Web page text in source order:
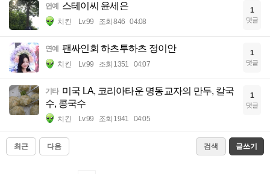
연예 스테이씨 윤세은
치킨 Lv.99 조회 846 04:08
1
댓글
연예 팬싸인회 하츠투하츠 정이안
치킨 Lv.99 조회 1351 04:07
1
댓글
기타 미국 LA, 코리아타운 명동교자의 만두, 칼국
수, 콩국수
치킨 Lv.99 조회 1941 04:05
1
댓글
최근 다음 검색 글쓰기